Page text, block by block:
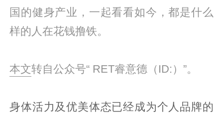
国的健身产业，一起看看如今，都是什么
样的人在花钱撸铁。
本文转自公众号“ RET睿意德（ID:）”。
身体活力及优美体态已经成为个人品牌的